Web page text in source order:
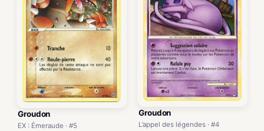
Groudon
EX : Émeraude · #5
Groudon
L’appel des légendes · #4